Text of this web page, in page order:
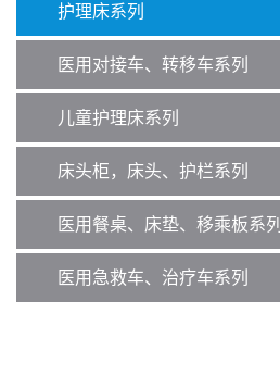
护理床系列
医用对接车、转移车系列
儿童护理床系列
床头柜，床头、护栏系列
医用餐桌、床垫、移乘板系列
医用急救车、治疗车系列